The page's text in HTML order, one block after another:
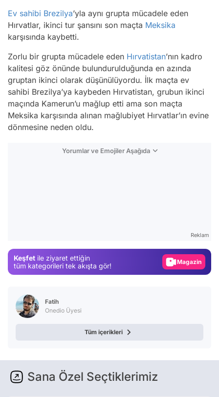
Ev sahibi Brezilya’yla aynı grupta mücadele eden
Hırvatlar, ikinci tur şansını son maçta Meksika
karşısında kaybetti.
Zorlu bir grupta mücadele eden Hırvatistan’nın kadro
kalitesi göz önünde bulundurulduğunda en azında
gruptan ikinci olarak düşünülüyordu. İlk maçta ev
sahibi Brezilya’ya kaybeden Hırvatistan, grubun ikinci
maçında Kamerun’u mağlup etti ama son maçta
Meksika karşısında alınan mağlubiyet Hırvatlar’ın evine
dönmesine neden oldu.
Yorumlar ve Emojiler Aşağıda
Reklam
Keşfet ile ziyaret ettiğin
tüm kategorileri tek akışta gör!
Magazin
Fatih
Onedio Üyesi
Tüm içerikleri
Sana Özel Seçtiklerimiz